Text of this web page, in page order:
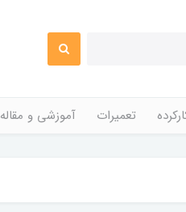
تعمیرات آموزشی و مقاله